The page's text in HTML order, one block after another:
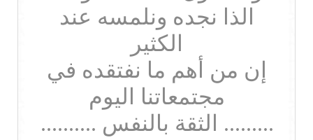
الذا نجده ونلمسه عند
الكثير
إن من أهم ما نفتقده في
مجتمعاتنا اليوم
......... الثقة بالنفس ..........